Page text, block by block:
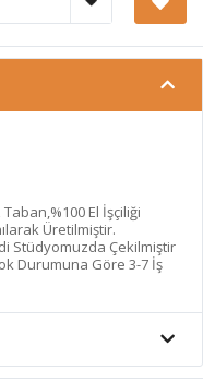
El İşçiliği
Üretilmiştir.
Stüdyomuzda Çekilmiştir
Durumuna Göre 3-7 İş